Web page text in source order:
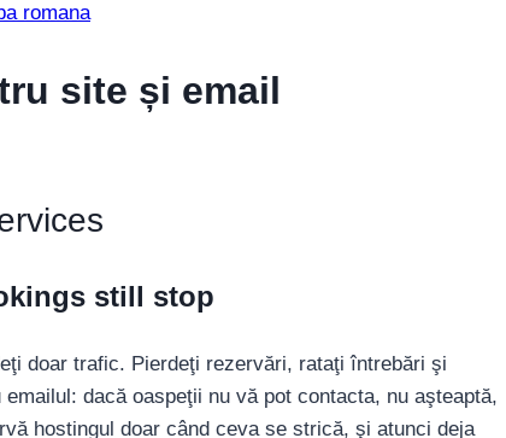
romana
site și email
still stop
doar trafic. Pierdeţi rezervări, rataţi întrebări şi
dacă oaspeţii nu vă pot contacta, nu aşteaptă,
hostingul doar când ceva se strică, şi atunci deja